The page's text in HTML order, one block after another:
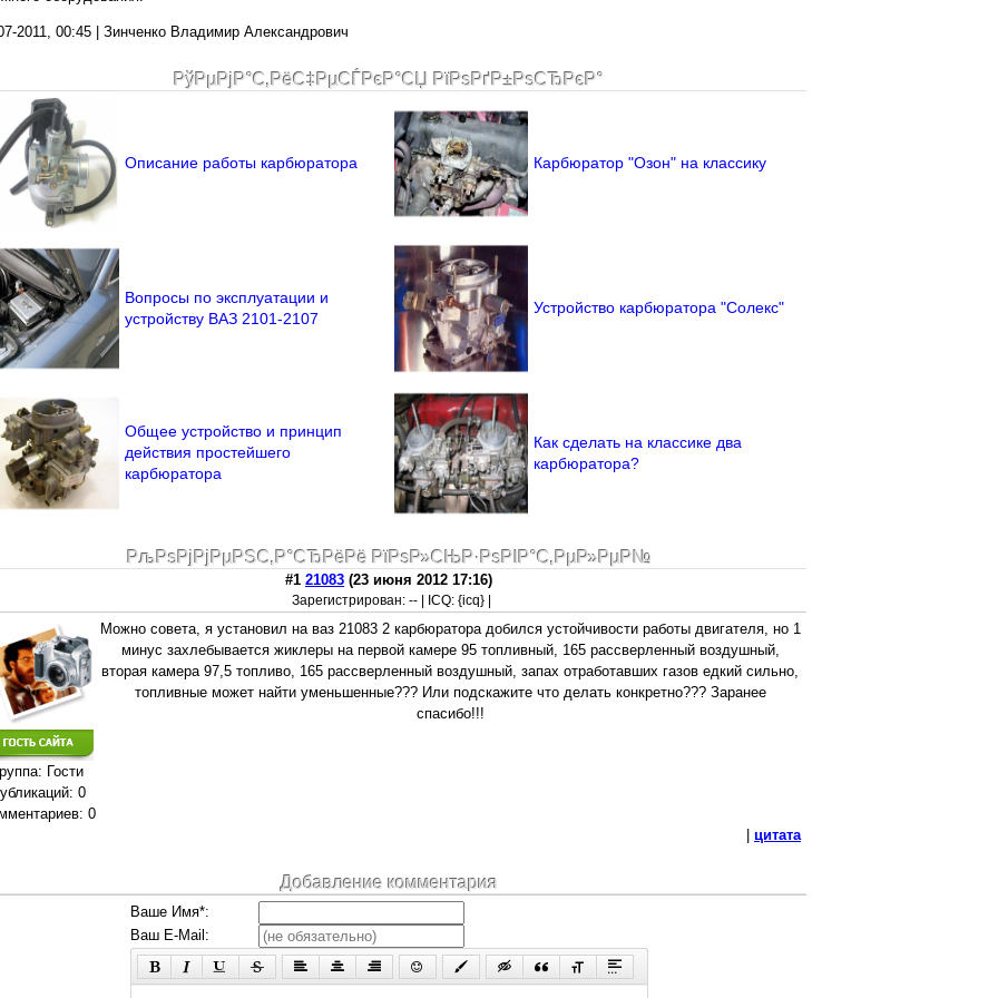
2011, 00:45 | Зинченко Владимир Александрович
РўРµРјР°С‚РёС‡РµСЃРєР°СЏ РїРѕРґР±РѕСЂРєР°
Описание работы карбюратора Карбюратор "Озон" на классику
Вопросы по эксплуатации и
устройству ВАЗ 2101-2107
Устройство карбюратора "Солекс"
Общее устройство и принцип
действия простейшего
карбюратора
Как сделать на классике два
карбюратора?
РљРѕРјРјРµРЅС‚Р°СЂРёРё РїРѕР»СЊР·РѕРІР°С‚РµР»РµР№
#1 21083 (23 июня 2012 17:16)
Зарегистрирован: -- | ICQ: {icq} |
Гости
0
0
Можно совета, я установил на ваз 21083 2 карбюратора добился устойчивости работы двигателя, но 1
минус захлебывается жиклеры на первой камере 95 топливный, 165 рассверленный воздушный,
вторая камера 97,5 топливо, 165 рассверленный воздушный, запах отработавших газов едкий сильно,
топливные может найти уменьшенные??? Или подскажите что делать конкретно??? Заранее
спасибо!!!
цитата
Добавление комментария
Ваше Имя*:
Ваш E-Mail: